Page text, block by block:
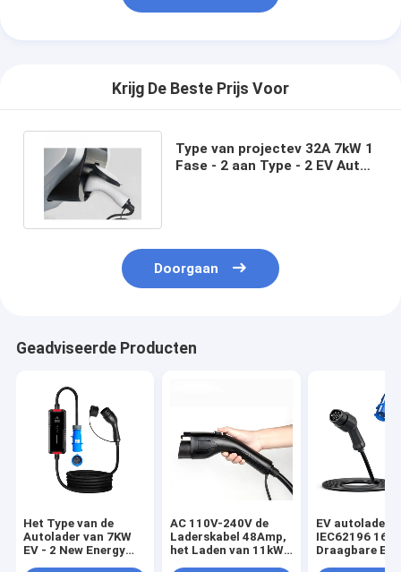
Krijg De Beste Prijs Voor
Type van projectev 32A 7kW 1
Fase - 2 aan Type - 2 EV Auto
Doorgaan
Geadviseerde Producten
Het Type van de
Autolader van 7KW
EV - 2 New Energy
AC 110V-240V de
Laderskabel 48Amp,
het Laden van 11kW
EV autolader
IEC62196 16A
Draagbare EV